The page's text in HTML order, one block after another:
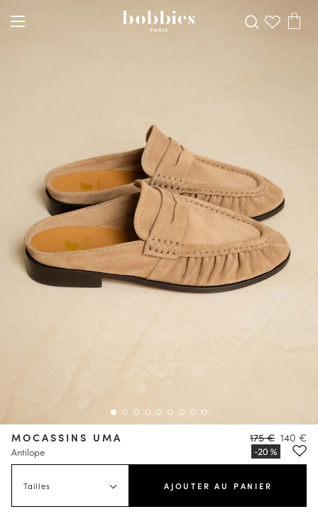
MOCASSINS UMA
Antilope
175 € 140 €
Tailles AJOUTER AU PANIER